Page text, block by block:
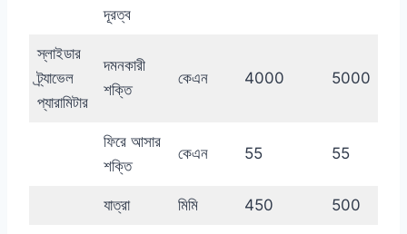
দূরত্ব
স্লাইডার
ট্র্যাভেল
প্যারামিটার
দমনকারী
শক্তি
কেএন 4000 5000
ফিরে আসার
শক্তি
কেএন 55 55
যাত্রা মিমি 450 500